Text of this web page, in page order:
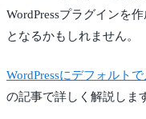
WordPressプラグインを
となるかもしれません。
WordPressにデフォルト
の記事で詳しく解説しま